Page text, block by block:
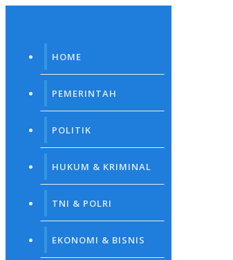
HOME
PEMERINTAH
POLITIK
HUKUM & KRIMINAL
TNI & POLRI
EKONOMI & BISNIS